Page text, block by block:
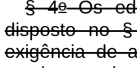
§ 4oOs
disposto no
exigência de